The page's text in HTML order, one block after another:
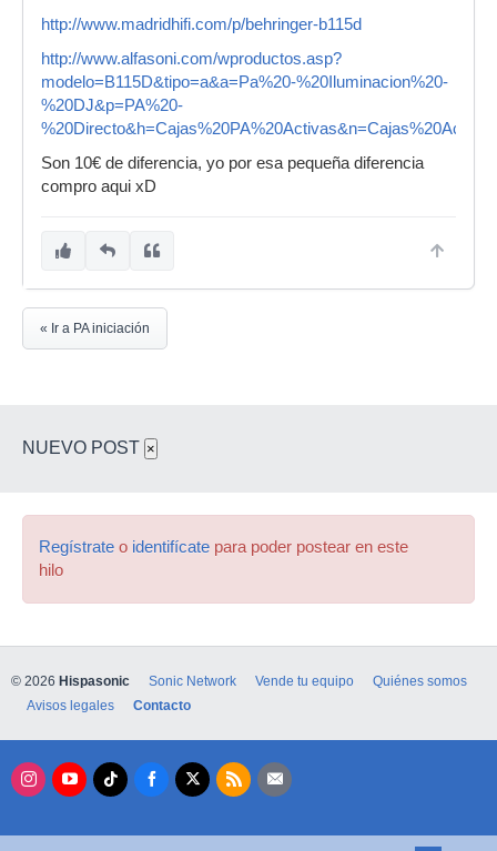
http://www.madridhifi.com/p/behringer-b115d
http://www.alfasoni.com/wproductos.asp?
modelo=B115D&tipo=a&a=Pa%20-%20Iluminacion%20-
%20DJ&p=PA%20-
Son 10€ de diferencia, yo por esa pequeña diferencia
compro aqui xD
« Ir a PA iniciación
NUEVO POST ×
Regístrate o identifícate para poder postear en este
hilo
© 2026 Hispasonic Sonic Network Vende tu equipo
Quiénes somos
Avisos legales
Contacto